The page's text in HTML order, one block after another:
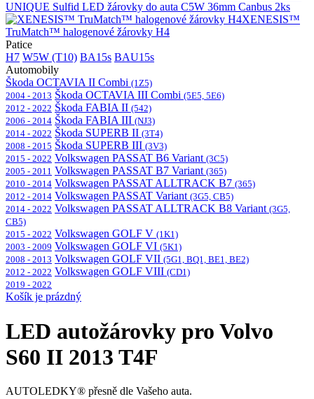
UNIQUE Sulfid LED žárovky do auta C5W 36mm Canbus 2ks
XENESIS™
TruMatch™ halogenové žárovky H4
Patice
H7 W5W (T10) BA15s BAU15s
Automobily
Škoda OCTAVIA II Combi (1Z5)
2004 - 2013 Škoda OCTAVIA III Combi (5E5, 5E6)
2012 - 2022 Škoda FABIA II (542)
2006 - 2014 Škoda FABIA III (NJ3)
2014 - 2022 Škoda SUPERB II (3T4)
2008 - 2015 Škoda SUPERB III (3V3)
2015 - 2022 Volkswagen PASSAT B6 Variant (3C5)
2005 - 2011 Volkswagen PASSAT B7 Variant (365)
2010 - 2014 Volkswagen PASSAT ALLTRACK B7 (365)
2012 - 2014 Volkswagen PASSAT Variant (3G5, CB5)
2014 - 2022 Volkswagen PASSAT ALLTRACK B8 Variant (3G5,
CB5)
2015 - 2022 Volkswagen GOLF V (1K1)
2003 - 2009 Volkswagen GOLF VI (5K1)
2008 - 2013 Volkswagen GOLF VII (5G1, BQ1, BE1, BE2)
2012 - 2022 Volkswagen GOLF VIII (CD1)
2019 - 2022
Košík je prázdný
LED autožárovky pro Volvo
S60 II 2013 T4F
AUTOLEDKY® přesně dle Vašeho auta.